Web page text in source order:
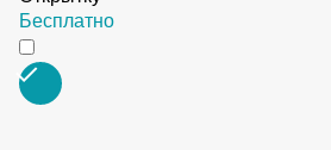
Открытку
Бесплатно